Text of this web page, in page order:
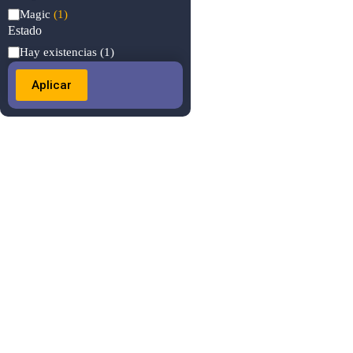
Categoría
Magic (1)
Estado
Estado
Hay existencias (1)
Aplicar